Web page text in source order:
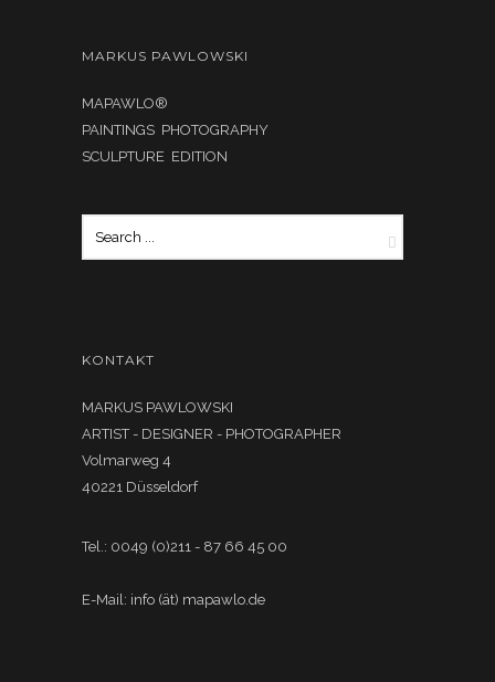
MARKUS PAWLOWSKI
MAPAWLO®
PAINTINGS PHOTOGRAPHY
SCULPTURE EDITION
KONTAKT
MARKUS PAWLOWSKI
ARTIST - DESIGNER - PHOTOGRAPHER
Volmarweg 4
40221 Düsseldorf
Tel.: 0049 (0)211 - 87 66 45 00
E-Mail: info (ät) mapawlo.de